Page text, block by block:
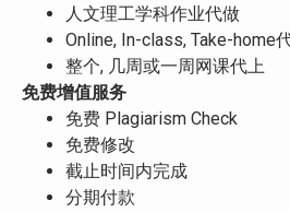
人文理工学科作业代做
Online, In-class, Take-home
整个, 几周或一周网课代上
免费增值服务
免费 Plagiarism Check
免费修改
截止时间内完成
分期付款